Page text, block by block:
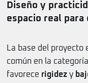
Diseño y
espacio real para
La base del proyecto
común en la
favorece rigidez y